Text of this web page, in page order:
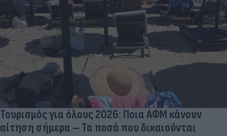
Τουρισμός για όλους 2026: Ποια ΑΦΜ κάνουν
αίτηση σήμερα – Τα ποσά που δικαιούνται